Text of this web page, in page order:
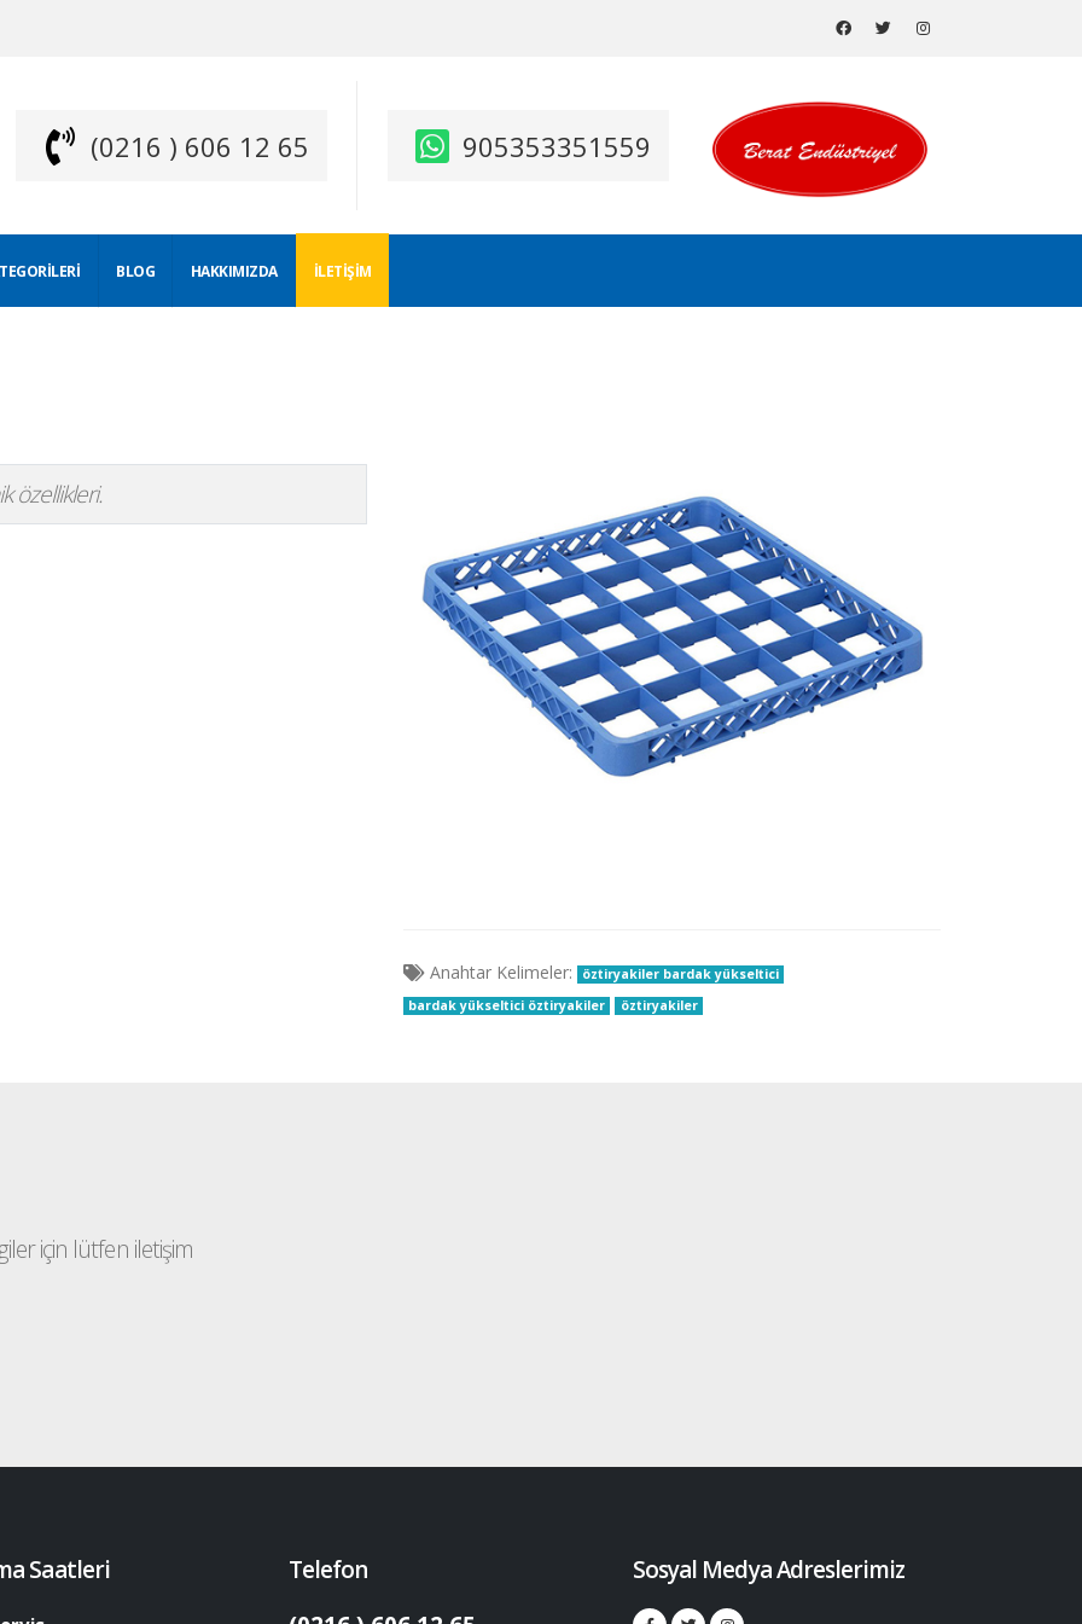
(0216 ) 606 12 65 905353351559
BLOG HAKKIMIZDA İLETIŞIM
özellikleri.
Anahtar Kelimeler:
öztiryakiler bardak yükseltici
bardak yükseltici öztiryakiler
öztiryakiler
için lütfen iletişim
Saatleri
Telefon
Sosyal Medya Adreslerimiz